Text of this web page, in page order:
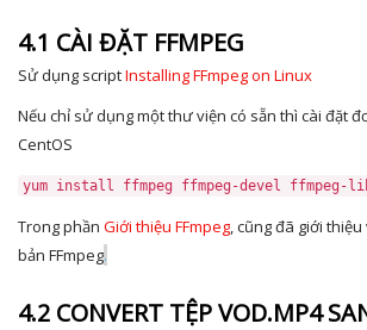
4.1 CÀI ĐẶT FFMPEG
Sử dụng scriptInstalling FFmpeg on Linux
Nếu chỉ sử dụng một thư viện có sẵn thì cài đặt
CentOS
yum install ffmpeg ffmpeg -devel ffmpeg -
Trong phần Giới thiệu FFmpeg , cũng đã giới
bản FFmpeg.
4.2 CONVERT TỆP VOD.MP4